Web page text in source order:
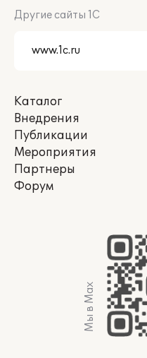
Другие сайты 1С
Каталог
Внедрения
Публикации
Мероприятия
Партнеры
Форум
Мы в Max